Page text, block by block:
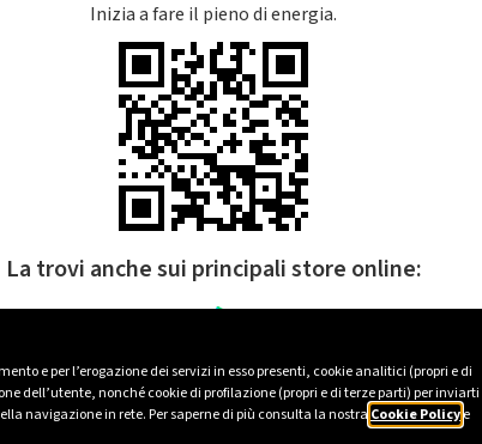
e per l’erogazione dei servizi in esso presenti, cookie analitici (propri e di
dell’utente, nonché cookie di profilazione (propri e di terze parti) per inviarti
navigazione in rete. Per saperne di più consulta la nostra Cookie Policye
Inizia a fare il pieno di energia.
La trovi anche sui principali store online: